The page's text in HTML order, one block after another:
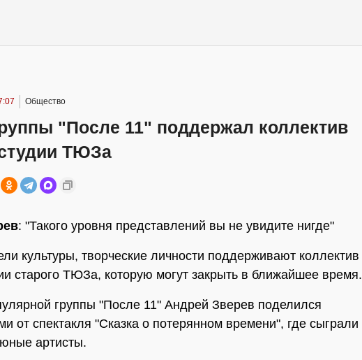
Общество
"После 11" поддержал коллектив
ТЮЗа
: "Такого уровня представлений вы не увидите нигде"
культуры, творческие личности поддерживают коллектив
старого ТЮЗа, которую могут закрыть в ближайшее время.
группы "После 11" Андрей Зверев поделился
от спектакля "Сказка о потерянном времени", где сыграли
артисты.